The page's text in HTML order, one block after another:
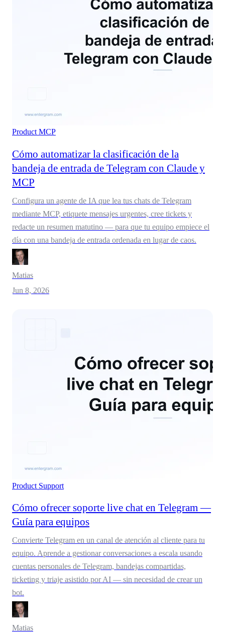
Product MCP
Cómo automatizar la clasificación de la
bandeja de entrada de Telegram con Claude y
MCP
Configura un agente de IA que lea tus chats de Telegram
mediante MCP, etiquete mensajes urgentes, cree tickets y
redacte un resumen matutino — para que tu equipo empiece el
día con una bandeja de entrada ordenada en lugar de caos.
Matias
Jun 8, 2026
Product Support
Cómo ofrecer soporte live chat en Telegram —
Guía para equipos
Convierte Telegram en un canal de atención al cliente para tu
equipo. Aprende a gestionar conversaciones a escala usando
cuentas personales de Telegram, bandejas compartidas,
ticketing y triaje asistido por AI — sin necesidad de crear un
bot.
Matias